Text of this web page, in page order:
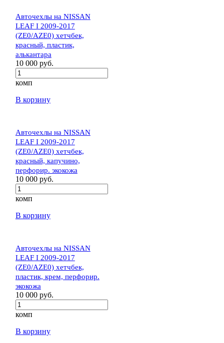
Авточехлы на NISSAN
LEAF I 2009-2017
(ZE0/AZE0) хетчбек,
красный, пластик,
алькантара
10 000 руб.
комп
В корзину
Авточехлы на NISSAN
LEAF I 2009-2017
(ZE0/AZE0) хетчбек,
красный, капучино,
перфорир. экокожа
10 000 руб.
комп
В корзину
Авточехлы на NISSAN
LEAF I 2009-2017
(ZE0/AZE0) хетчбек,
пластик, крем, перфорир.
экокожа
10 000 руб.
комп
В корзину